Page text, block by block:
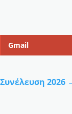
Gmail
2026